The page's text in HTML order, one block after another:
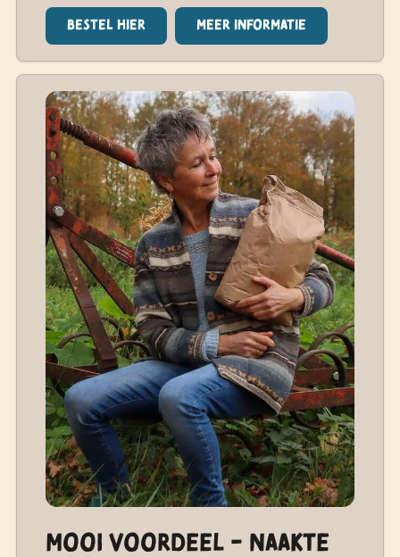
Bestel hier Meer informatie
MOOI Voordeel - Naakte